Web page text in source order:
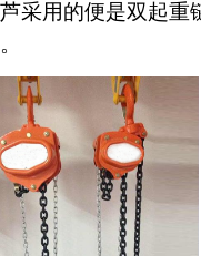
采用的便是双起重